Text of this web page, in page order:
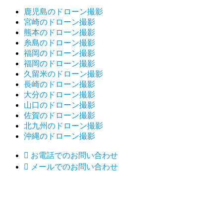
鹿児島のドローン撮影
宮崎のドローン撮影
熊本のドローン撮影
糸島のドローン撮影
福岡のドローン撮影
福岡のドローン撮影
久留米のドローン撮影
長崎のドローン撮影
大分のドローン撮影
山口のドローン撮影
佐賀のドローン撮影
北九州のドローン撮影
沖縄のドローン撮影
 お電話でのお問い合わせ
 メールでのお問い合わせ